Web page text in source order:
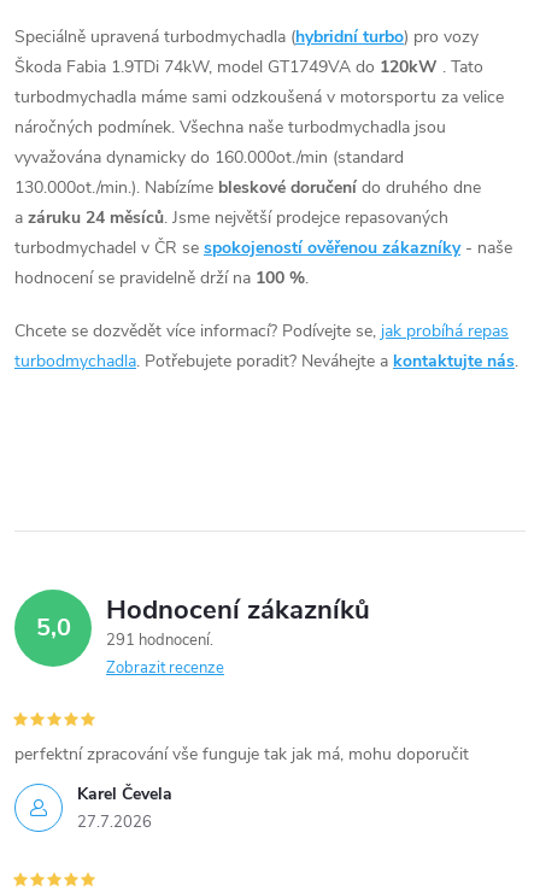
ů
ů
např. chiptuning. Pro vůz
Škoda Fabia 1.9TDi 74kW ATD.
v
l
á
d
a
c
í
p
k
v
ý
p
i
s
u
Speciálně upravená turbodmychadla (hybridní turbo) pro vozy
Škoda Fabia 1.9TDi 74kW, model GT1749VA do 120kW . Tato
turbodmychadla máme sami odzkoušená v motorsportu za velice
náročných podmínek. Všechna naše turbodmychadla jsou
vyvažována dynamicky do 160.000ot./min (standard
130.000ot./min.). Nabízíme bleskové doručení do druhého dne
a záruku 24 měsíců. Jsme největší prodejce repasovaných
turbodmychadel v ČR se spokojeností ověřenou zákazníky - naše
hodnocení se pravidelně drží na 100 %.
Chcete se dozvědět více informací? Podívejte se, jak probíhá repas
turbodmychadla. Potřebujete poradit? Neváhejte a kontaktujte nás.
5,0 Hodnocení zákazníků
291 hodnocení
Zobrazit recenze
Karel Čevela
27.7.2026
perfektní zpracování vše funguje tak jak má, mohu doporučit